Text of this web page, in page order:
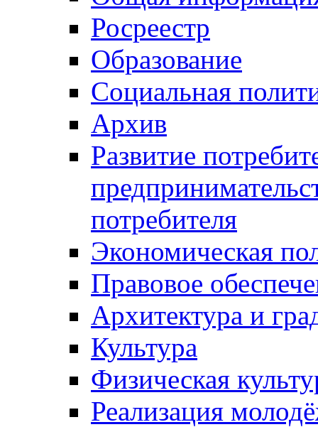
Росреестр
Образование
Социальная
Архив
Развитие
потребителя
Экономическая
Правовое
Архитектура и
Культура
Физическая
Реализация